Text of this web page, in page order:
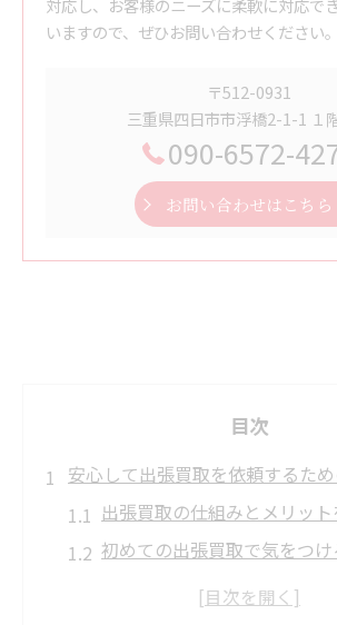
対応し、お客様のニーズに柔軟に対応で
いますので、ぜひお問い合わせください。
〒512-0931
三重県四日市市浮橋2-1-1 １
090-6572-
お問い合わせはこちら
目次
安心して出張買取を依頼するた
出張買取の仕組みとメリッ
初めての出張買取で気をつけ
安心な出張買取業者の特徴とは